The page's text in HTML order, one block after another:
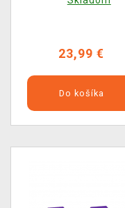
Booster (16 kariet)
23,99 €
Do košíka